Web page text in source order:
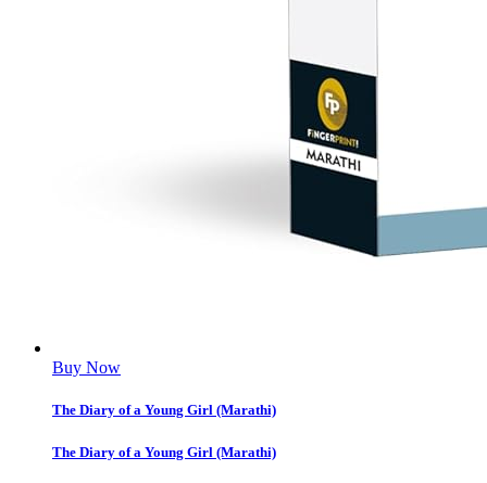
Buy Now
The Diary of a Young Girl (Marathi)
The Diary of a Young Girl (Marathi)